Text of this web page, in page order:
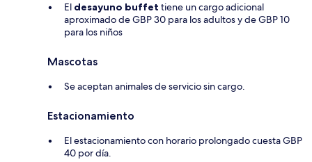
El desayuno buffet tiene un cargo adicional
aproximado de GBP 30 para los adultos y de GBP 10
para los niños
Mascotas
Se aceptan animales de servicio sin cargo.
Estacionamiento
El estacionamiento con horario prolongado cuesta GBP
40 por día.